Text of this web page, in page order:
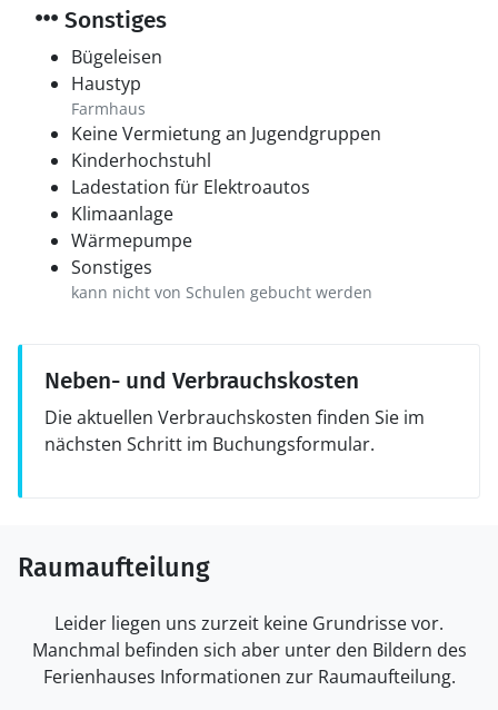
Sonstiges
Bügeleisen
Haustyp
Farmhaus
Keine Vermietung an Jugendgruppen
Kinderhochstuhl
Ladestation für Elektroautos
Klimaanlage
Wärmepumpe
Sonstiges
kann nicht von Schulen gebucht werden
Neben- und Verbrauchskosten
Die aktuellen Verbrauchskosten finden Sie im
nächsten Schritt im Buchungsformular.
Raumaufteilung
Leider liegen uns zurzeit keine Grundrisse vor.
Manchmal befinden sich aber unter den Bildern des
Ferienhauses Informationen zur Raumaufteilung.